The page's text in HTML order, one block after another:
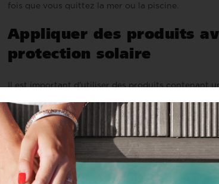
fois que vous quittez la mer ou la piscine.
Appliquer des produits
protection solaire
Il est important d'utiliser des produits contenant
la piscine pour protéger votre crinière du soleil. Cela
aidera également à protéger la couleur et à la faire
plus longtemps. Beach Waves est un spray aux
solaires et à l'huile d'argan, qui permet de créer la
tendance texture wavy cet été. Si les cheveux
ou méchés,Baume de beauté